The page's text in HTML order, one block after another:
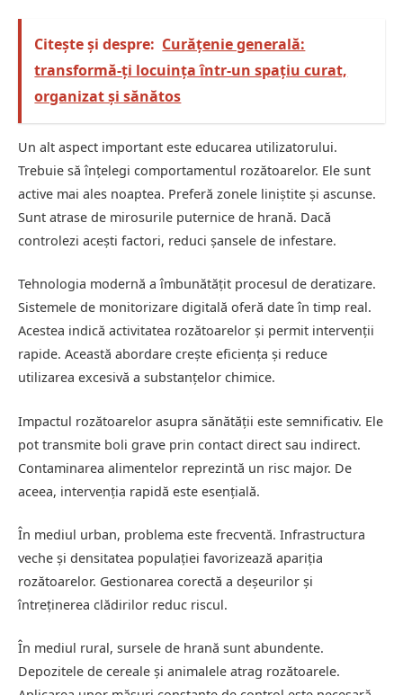
Citește și despre: Curățenie generală:
transformă-ți locuința într-un spațiu curat,
organizat și sănătos
Un alt aspect important este educarea utilizatorului.
Trebuie să înțelegi comportamentul rozătoarelor. Ele sunt
active mai ales noaptea. Preferă zonele liniștite și ascunse.
Sunt atrase de mirosurile puternice de hrană. Dacă
controlezi acești factori, reduci șansele de infestare.
Tehnologia modernă a îmbunătățit procesul de deratizare.
Sistemele de monitorizare digitală oferă date în timp real.
Acestea indică activitatea rozătoarelor și permit intervenții
rapide. Această abordare crește eficiența și reduce
utilizarea excesivă a substanțelor chimice.
Impactul rozătoarelor asupra sănătății este semnificativ. Ele
pot transmite boli grave prin contact direct sau indirect.
Contaminarea alimentelor reprezintă un risc major. De
aceea, intervenția rapidă este esențială.
În mediul urban, problema este frecventă. Infrastructura
veche și densitatea populației favorizează apariția
rozătoarelor. Gestionarea corectă a deșeurilor și
întreținerea clădirilor reduc riscul.
În mediul rural, sursele de hrană sunt abundente.
Depozitele de cereale și animalele atrag rozătoarele.